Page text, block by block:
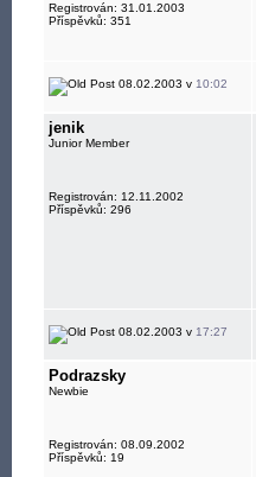
Registrován: 31.01.2003
Příspěvků: 351
08.02.2003 v 10:02
jenik
Junior Member
Registrován: 12.11.2002
Příspěvků: 296
08.02.2003 v 17:27
Podrazsky
Newbie
Registrován: 08.09.2002
Příspěvků: 19